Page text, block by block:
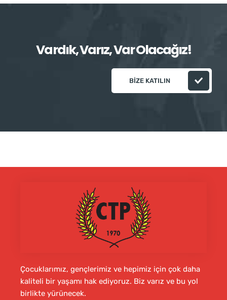
Vardık, Varız, Var Olacağız!
BIZE KATILIN
Çocuklarımız, gençlerimiz ve hepimiz için çok daha
kaliteli bir yaşamı hak ediyoruz. Biz varız ve bu yol
birlikte yürünecek.